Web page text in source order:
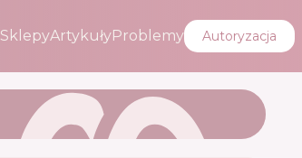
SklepyArtykułyProblemy Autoryzacja